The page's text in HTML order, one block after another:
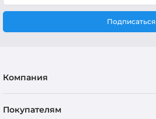
Подписаться
Компания
Покупателям